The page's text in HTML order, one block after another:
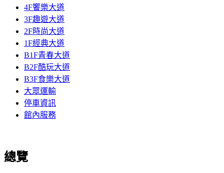
4F饗樂大道
3F趣遊大道
2F時尚大道
1F經典大道
B1F青春大道
B2F酷玩大道
B3F食樂大道
大眾運輸
停車資訊
館內服務
總覽